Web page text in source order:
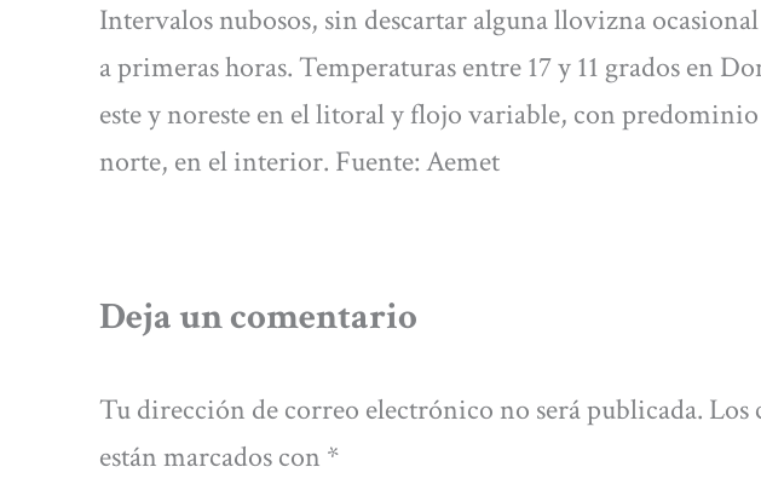
Intervalos nubosos, sin descartar alguna llovizna
a primeras horas. Temperaturas entre 17 y 11 grados en
este y noreste en el litoral y flojo variable, con
norte, en el interior. Fuente: Aemet
Deja un comentario
Tu dirección de correo electrónico no será publicada. Los
están marcados con *